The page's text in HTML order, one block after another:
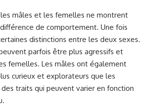
mâles et les femelles ne montrent
de comportement. Une fois
distinctions entre les deux sexes.
parfois être plus agressifs et
femelles. Les mâles ont également
curieux et explorateurs que les
traits qui peuvent varier en fonction